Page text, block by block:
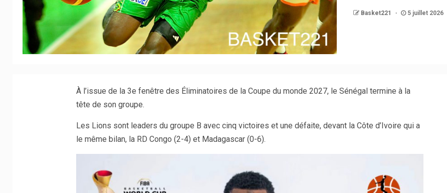
Basket221 5 juillet 2026
À l’issue de la 3e fenêtre des Éliminatoires de la Coupe du monde 2027, le Sénégal termine à la
tête de son groupe.
Les Lions sont leaders du groupe B avec cinq victoires et une défaite, devant la Côte d’Ivoire qui a
le même bilan, la RD Congo (2-4) et Madagascar (0-6).